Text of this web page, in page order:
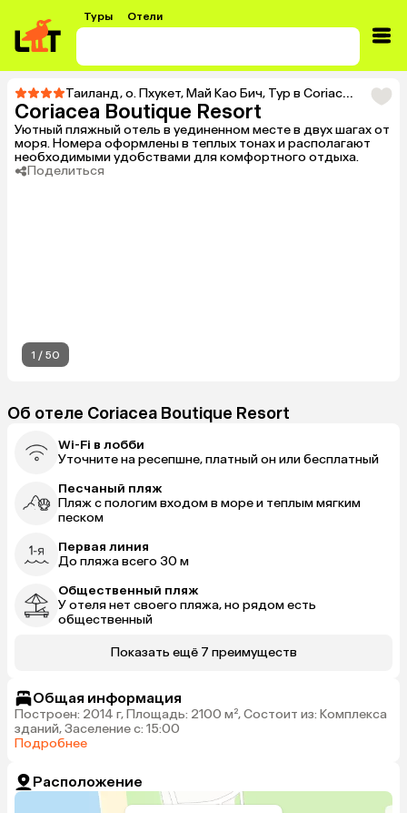
Туры Отели
Таиланд,о. Пхукет,Май Као Бич, Тур в Coriacea Boutique Resort
Coriacea Boutique Resort
Уютный пляжный отель в уединенном месте в двух шагах от
моря. Номера оформлены в теплых тонах и располагают
необходимыми удобствами для комфортного отдыха.
Поделиться
1 / 50
Об отеле Coriacea Boutique Resort
Wi-Fi в лобби
Уточните на ресепшне, платный он или бесплатный
Песчаный пляж
Пляж с пологим входом в море и теплым мягким
песком
Первая линия
До пляжа всего 30 м
Общественный пляж
У отеля нет своего пляжа, но рядом есть
общественный
Показать ещё 7 преимуществ
Общая информация
Построен: 2014 г, Площадь: 2100 м², Состоит из: Комплекса
зданий, Заселение с: 15:00
Подробнее
Расположение